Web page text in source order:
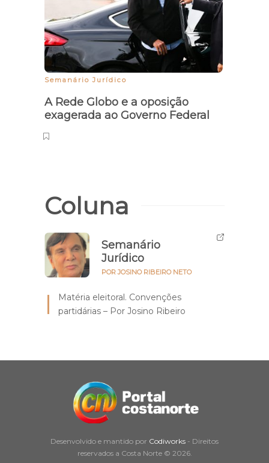
Semanário Jurídico
A Rede Globo e a oposição
exagerada ao Governo Federal
Coluna
Semanário
Jurídico
POR JOSINO RIBEIRO NETO
Matéria eleitoral. Convenções
partidárias – Por Josino Ribeiro
Desenvolvido e mantido por Codiworks - Direitos
reservados a Costa Norte © 2026.